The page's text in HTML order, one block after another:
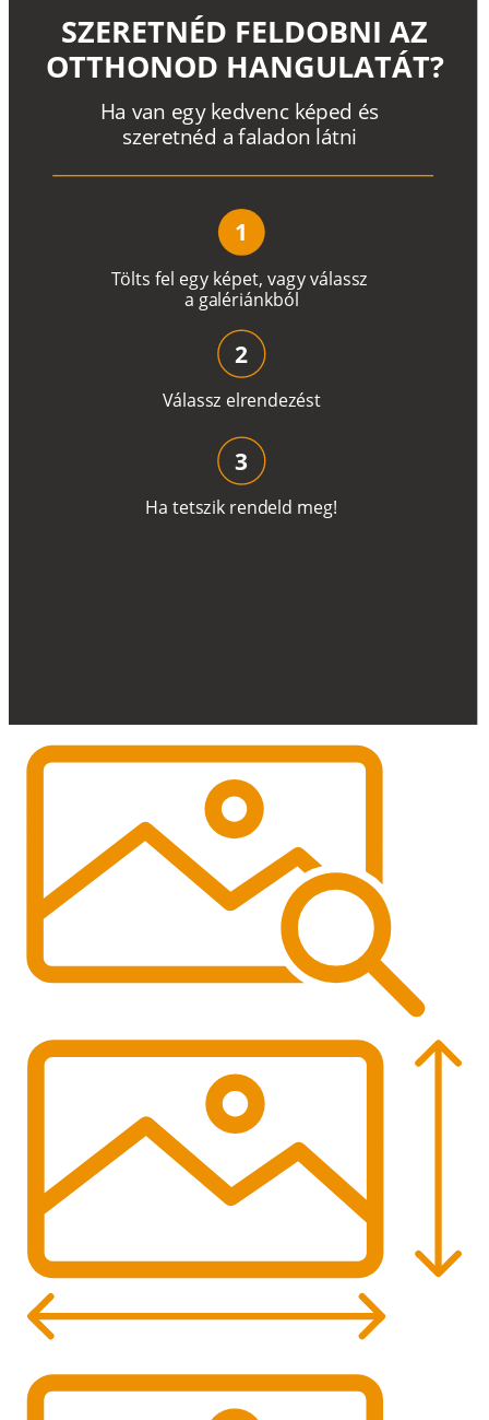
Tölts fel egy képet, vagyválassz
a galériánkból
Ha van egy kedvenc képed és
szeretnéd a faladon látni
SZERETNÉD FELDOBNI AZ
OTTHONOD HANGULATÁT?
1
Válassz elrendezést
2
Ha tetszik rendeld meg!
3